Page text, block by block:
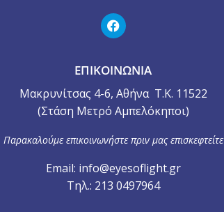
ΕΠΙΚΟΙΝΩΝΙΑ
Μακρυνίτσας 4-6, Αθήνα Τ.Κ. 11522
(Στάση Μετρό Αμπελόκηποι)
Παρακαλούμε επικοινωνήστε πριν μας επισκεφτείτε
Email: info@eyesoflight.gr
Τηλ.: 213 0497964